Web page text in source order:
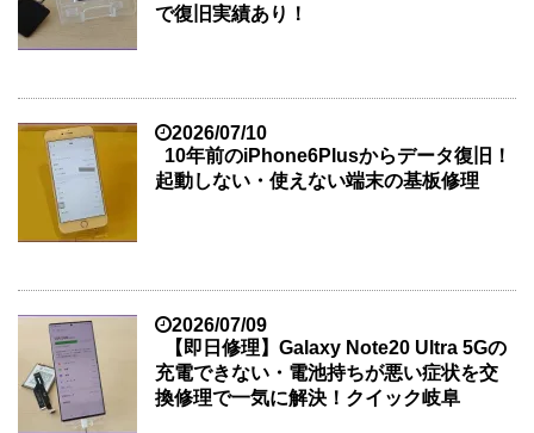
で復旧実績あり！
2026/07/10
10年前のiPhone6Plusからデータ復旧！
起動しない・使えない端末の基板修理
2026/07/09
【即日修理】Galaxy Note20 Ultra 5Gの
充電できない・電池持ちが悪い症状を交
換修理で一気に解決！クイック岐阜